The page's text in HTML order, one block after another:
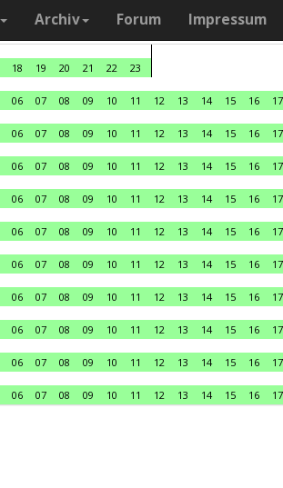
Archiv Forum Impressum
18 19 20 21 22
23
06 07 08 09 10 11 12 13 14 15 16 17
06 07 08 09 10 11 12 13 14 15 16 17
06 07 08 09 10 11 12 13 14 15 16 17
06 07 08 09 10 11 12 13 14 15 16 17
06 07 08 09 10 11 12 13 14 15 16 17
06 07 08 09 10 11 12 13 14 15 16 17
06 07 08 09 10 11 12 13 14 15 16 17
06 07 08 09 10 11 12 13 14 15 16 17
06 07 08 09 10 11 12 13 14 15 16 17
06 07 08 09 10 11 12 13 14 15 16 17